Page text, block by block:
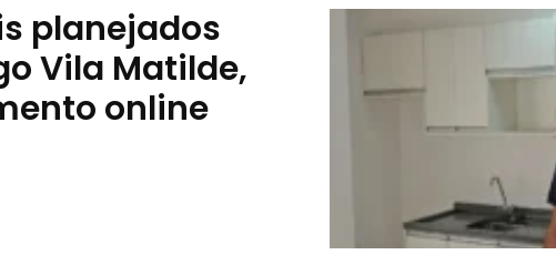
planejados
Vila Matilde,
online